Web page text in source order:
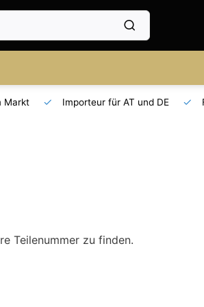
Markt Importeur für AT und DE
Teilenummer zu finden.